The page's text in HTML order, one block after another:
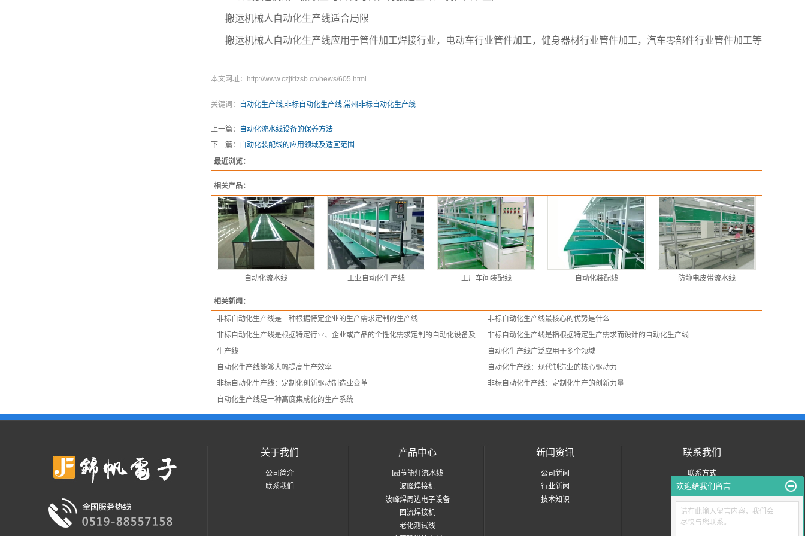
搬运机械人自动化生产线适合局限
搬运机械人自动化生产线应用于管件加工焊接行业，电动车行业管件加工，健身器材行业管件加工，汽车零部件行业管件加工等
本文网址：http://www.czjfdzsb.cn/news/605.html
关键词： 自动化生产线,非标自动化生产线,常州非标自动化生产线
上一篇：
自动化流水线设备的保养方法
下一篇：
自动化装配线的应用领域及适宜范围
最近浏览：
相关产品：
自动化流水线 工业自动化生产线 工厂车间装配线 自动化装配线 防静电皮带流水线
相关新闻：
非标自动化生产线是一种根据特定企业的生产需求定制的生产线
非标自动化生产线最核心的优势是什么
非标自动化生产线是根据特定行业、企业或产品的个性化需求定制的自动化设备及
生产线
非标自动化生产线是指根据特定生产需求而设计的自动化生产线
自动化生产线广泛应用于多个领域
自动化生产线能够大幅提高生产效率
自动化生产线：现代制造业的核心驱动力
非标自动化生产线：定制化创新驱动制造业变革
非标自动化生产线：定制化生产的创新力量
自动化生产线是一种高度集成化的生产系统
关于我们
公司简介
联系我们
产品中心
led节能灯流水线
波峰焊接机
波峰焊周边电子设备
回流焊接机
老化测试线
新闻资讯
公司新闻
行业新闻
技术知识
联系我们
联系方式
欢迎给我们留言
请在此输入留言内容，我们会
尽快与您联系。